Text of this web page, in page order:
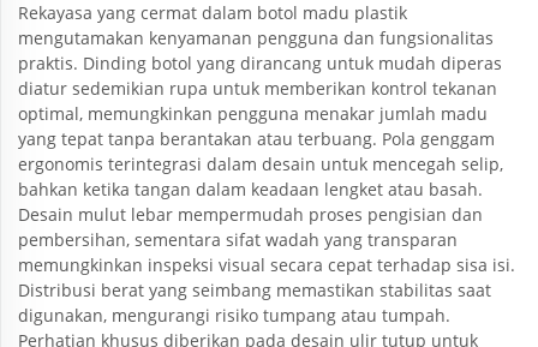
Rekayasa yang cermat dalam botol madu plastik
mengutamakan kenyamanan pengguna dan fungsionalitas
praktis. Dinding botol yang dirancang untuk mudah diperas
diatur sedemikian rupa untuk memberikan kontrol tekanan
optimal, memungkinkan pengguna menakar jumlah madu
yang tepat tanpa berantakan atau terbuang. Pola genggam
ergonomis terintegrasi dalam desain untuk mencegah selip,
bahkan ketika tangan dalam keadaan lengket atau basah.
Desain mulut lebar mempermudah proses pengisian dan
pembersihan, sementara sifat wadah yang transparan
memungkinkan inspeksi visual secara cepat terhadap sisa isi.
Distribusi berat yang seimbang memastikan stabilitas saat
digunakan, mengurangi risiko tumpang atau tumpah.
Perhatian khusus diberikan pada desain ulir tutup untuk